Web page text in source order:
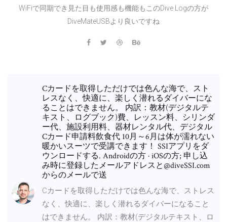
WiFiで同期でき見た目も使用感も機能もこのDive Logの方が
DiveMateUSBより良いですね
Cカードを取得しただけでは色んな海で、スト
レスなく、快適に、楽しく潜れるダイバーにな
ることはできません。 内訳：教材(デジタルテ
キスト、ログブック)費、レッスン料、シリンダ
ー代、施設利用料、器材レンタル代、デジタル
Cカード申請料飲食代 10月～6月は体が濡れない
暖かいスーツで受講できます！ SSIアプリをダ
ウンロードする. Androidの方 · iOSの方; 申し込
み時に登録したメールアドレスと@diveSSI.com
からのメールで送
Cカードを取得しただけでは色んな海で、ストレス
なく、快適に、楽しく潜れるダイバーになること
はできません。 内訳：教材(デジタルテキスト、ロ